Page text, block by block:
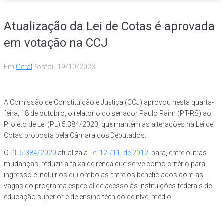
Atualização da Lei de Cotas é aprovada
em votação na CCJ
Em Geral Postou 19/10/2023
A Comissão de Constituição e Justiça (CCJ) aprovou nesta quarta-
feira, 18 de outubro, o relatório do senador Paulo Paim (PT-RS) ao
Projeto de Lei (PL) 5.384/2020, que mantém as alterações na Lei de
Cotas proposta pela Câmara dos Deputados.
O PL 5.384/2020 atualiza a Lei 12.711, de 2012 , para, entre outras
mudanças, reduzir a faixa de renda que serve como critério para
ingresso e incluir os quilombolas entre os beneficiados com as
vagas do programa especial de acesso às instituições federais de
educação superior e de ensino técnico de nível médio.